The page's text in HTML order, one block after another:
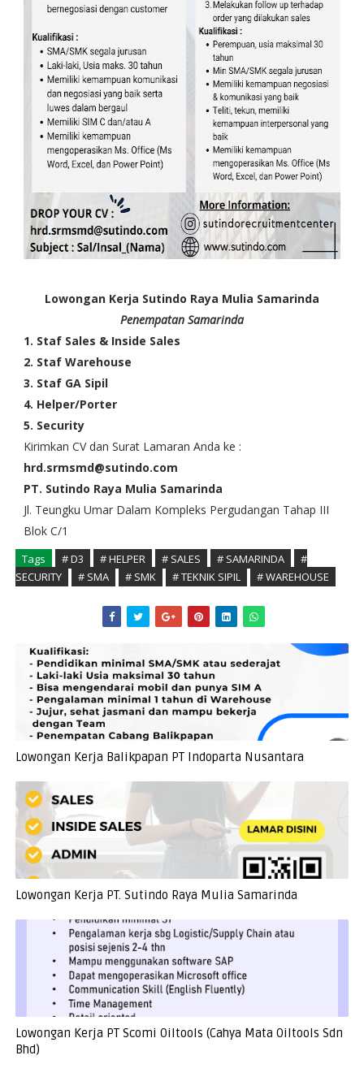
Lowongan Kerja Sutindo Raya Mulia Samarinda
Penempatan Samarinda
1. Staf Sales & Inside Sales
2. Staf Warehouse
3. Staf GA Sipil
4. Helper/Porter
5. Security
Kirimkan CV dan Surat Lamaran Anda ke :
hrd.srmsmd@sutindo.com
PT. Sutindo Raya Mulia Samarinda
Jl. Teungku Umar Dalam Kompleks Pergudangan Tahap III
Blok C/1
Tags # D3 # HELPER # SALES # SAMARINDA
#
SECURITY
# SMA # SMK # TEKNIK SIPIL # WAREHOUSE
Lowongan Kerja Balikpapan PT Indoparta Nusantara
Lowongan Kerja PT. Sutindo Raya Mulia Samarinda
Lowongan Kerja PT Scomi Oiltools (Cahya Mata Oiltools Sdn
Bhd)